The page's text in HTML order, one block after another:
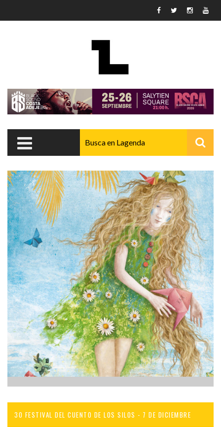
30 FESTIVAL DEL CUENTO DE LOS SILOS - 7 DE DICIEMBRE